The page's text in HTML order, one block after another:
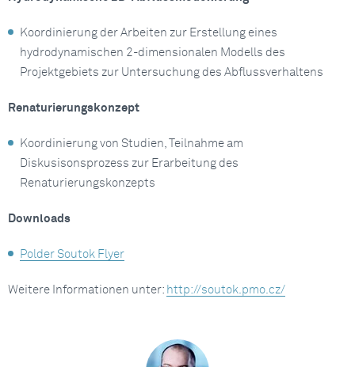
Koordinierung der Arbeiten zur Erstellung eines
hydrodynamischen 2-dimensionalen Modells des
Projektgebiets zur Untersuchung des Abflussverhaltens
Renaturierungskonzept
Koordinierung von Studien, Teilnahme am
Diskusisonsprozess zur Erarbeitung des
Renaturierungskonzepts
Downloads
Polder Soutok Flyer
Weitere Informationen unter: http://soutok.pmo.cz/